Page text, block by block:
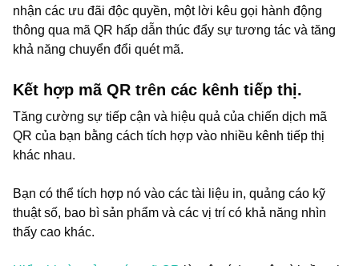
nhận các ưu đãi độc quyền, một lời kêu gọi hành động
thông qua mã QR hấp dẫn thúc đẩy sự tương tác và tăng
khả năng chuyển đổi quét mã.
Kết hợp mã QR trên các kênh tiếp thị.
Tăng cường sự tiếp cận và hiệu quả của chiến dịch mã
QR của bạn bằng cách tích hợp vào nhiều kênh tiếp thị
khác nhau.
Bạn có thể tích hợp nó vào các tài liệu in, quảng cáo kỹ
thuật số, bao bì sản phẩm và các vị trí có khả năng nhìn
thấy cao khác.